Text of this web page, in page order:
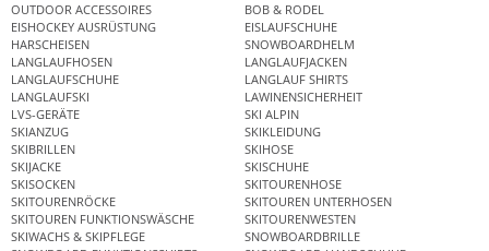
OUTDOOR ACCESSOIRES
BOB & RODEL
EISHOCKEY AUSRÜSTUNG
EISLAUFSCHUHE
HARSCHEISEN
SNOWBOARDHELM
LANGLAUFHOSEN
LANGLAUFJACKEN
LANGLAUFSCHUHE
LANGLAUF SHIRTS
LANGLAUFSKI
LAWINENSICHERHEIT
LVS-GERÄTE
SKI ALPIN
SKIANZUG
SKIKLEIDUNG
SKIBRILLEN
SKIHOSE
SKIJACKE
SKISCHUHE
SKISOCKEN
SKITOURENHOSE
SKITOURENRÖCKE
SKITOUREN UNTERHOSEN
SKITOUREN FUNKTIONSWÄSCHE
SKITOURENWESTEN
SKIWACHS & SKIPFLEGE
SNOWBOARDBRILLE